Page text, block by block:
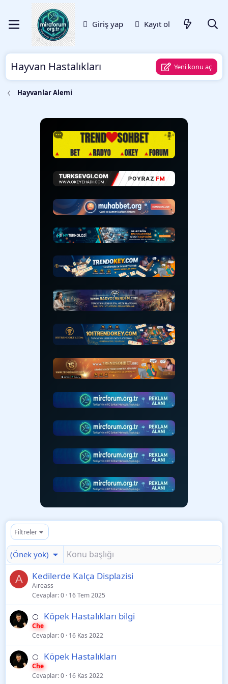
Giriş yap Kayıt ol
Hayvan Hastalıkları Yeni konu aç
Hayvanlar Alemi
Filtreler
(Önek yok)
A Kedilerde Kalça Displazisi
Aireass
Cevaplar 0 16 Tem 2025
⚪ Köpek Hastalıkları bilgi
Che
Cevaplar 0 16 Kas 2022
⚪ Köpek Hastalıkları
Che
Cevaplar 0 16 Kas 2022